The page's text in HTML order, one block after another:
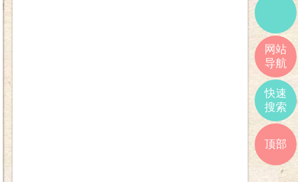
网站
导航
快速
搜索
顶部